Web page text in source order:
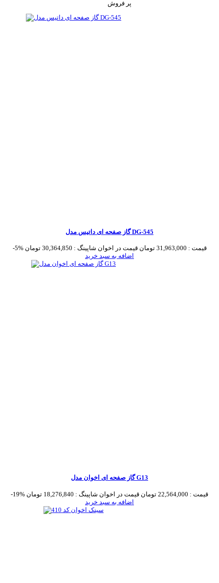
گاز صفحه ای داتیس مدل DG-545
-5% قیمت : 31,963,000 تومان قیمت در اخوان شاپینگ : 30,364,850 تومان
اضافه به سبد خرید
گاز صفحه ای اخوان مدل G13
-19% قیمت : 22,564,000 تومان قیمت در اخوان شاپینگ : 18,276,840 تومان
اضافه به سبد خرید